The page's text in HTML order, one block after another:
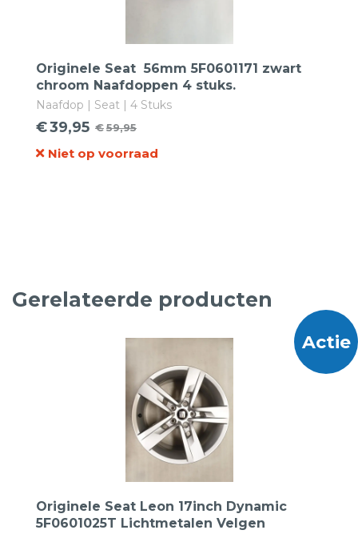
Originele Seat 56mm 5F0601171 zwart
chroom Naafdoppen 4 stuks.
Naafdop | Seat | 4 Stuks
€59,95
Oorspronkelijke
prijs
€39,95
Huidige
prijs
Niet op voorraad
Gerelateerde producten
Actie
Originele Seat Leon 17inch Dynamic
5F0601025T Lichtmetalen Velgen